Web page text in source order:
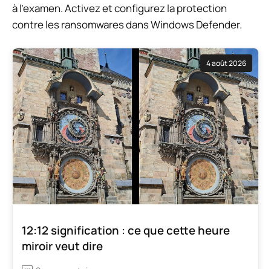
à l’examen. Activez et configurez la protection
contre les ransomwares dans Windows Defender.
4 août 2026
12:12 signification : ce que cette heure
miroir veut dire